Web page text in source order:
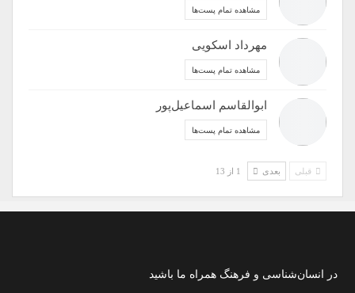
مشاهده تمام پست‌ها
مهرداد اسکویی
مشاهده تمام پست‌ها
ابوالقاسم اسماعیل‌پور
مشاهده تمام پست‌ها
قبلی بعدی
در انسان‌شناسی و فرهنگ همراه ما باشید